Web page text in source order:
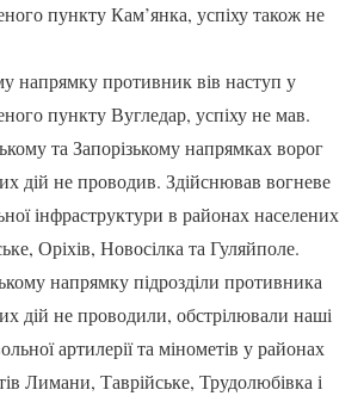
пункту Кам’янка, успіху також не
напрямку противник вів наступ у
пункту Вугледар, успіху не мав.
та Запорізькому напрямках ворог
дій не проводив. Здійснював вогневе
інфраструктури в районах населених
Оріхів, Новосілка та Гуляйполе.
напрямку підрозділи противника
дій не проводили, обстрілювали наші
артилерії та мінометів у районах
Лимани, Таврійське, Трудолюбівка і